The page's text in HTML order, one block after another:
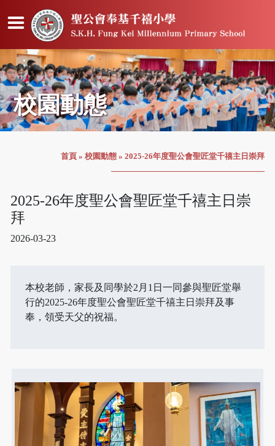
校園動態
首頁 » 校園動態 » 2025-26年度聖公會聖匠堂千禧主日崇拜
2025-26年度聖公會聖匠堂千禧主日崇
拜
2026-03-23
本校老師，家長及同學於2月1日一同參與聖匠堂舉
行的2025-26年度聖公會聖匠堂千禧主日崇拜及事
奉，領受天父的祝福。